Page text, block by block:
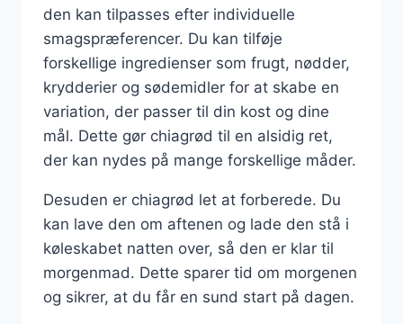
den kan tilpasses efter individuelle
smagspræferencer. Du kan tilføje
forskellige ingredienser som frugt, nødder,
krydderier og sødemidler for at skabe en
variation, der passer til din kost og dine
mål. Dette gør chiagrød til en alsidig ret,
der kan nydes på mange forskellige måder.
Desuden er chiagrød let at forberede. Du
kan lave den om aftenen og lade den stå i
køleskabet natten over, så den er klar til
morgenmad. Dette sparer tid om morgenen
og sikrer, at du får en sund start på dagen.